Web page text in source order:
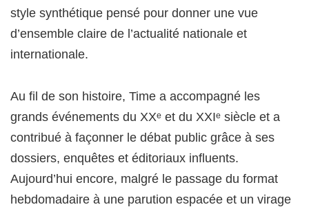
style synthétique pensé pour donner une vue
d’ensemble claire de l’actualité nationale et
internationale.
Au fil de son histoire, Time a accompagné les
grands événements du XXᵉ et du XXIᵉ siècle et a
contribué à façonner le débat public grâce à ses
dossiers, enquêtes et éditoriaux influents.
Aujourd’hui encore, malgré le passage du format
hebdomadaire à une parution espacée et un virage